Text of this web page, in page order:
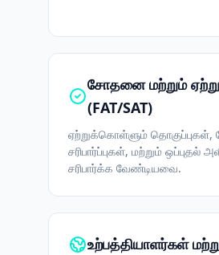
சோதனை மற்றும்
(FAT/SAT)
ஏற்றுக்கொள்ளும் தொகுப்புகள்,
சரிபார்ப்புகள், மற்றும் ஒப்புதல்
சரிபார்க்க வேண்டியவை.
உற்பத்தியாளர்கள்